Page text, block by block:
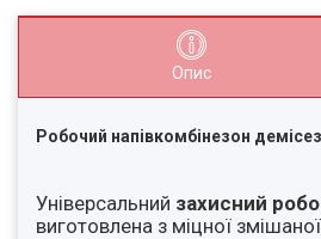
Опис
Робочий напівкомбінезон
Універсальний захисний
виготовлена з міцної